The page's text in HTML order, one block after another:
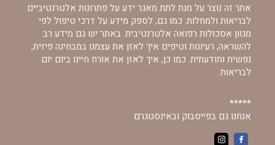
אתר זה נוצר על מנת לתת מאגר ידע על פתרונות אלטרנטיביים
לבריאות ולמחלות. כמו גם, לספק מידע על דרכי טיפול לפי
מגוון אסכולות רפואה אלטרנטיבית. באתר יש גם מידע רב
להשראה, רעיונות וטיפים איך לאזן את עצמנו במבחינה פיזית,
נפשית ותודעתית. כמו כן, איך לאזן את אורח חיינו ביום יום
לבריאות.
*****
אנחנו גם בפייסבוק ובאינסטגרם